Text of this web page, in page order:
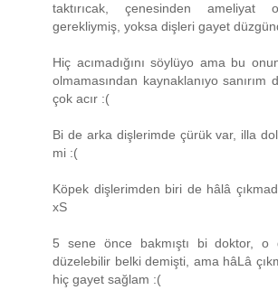
taktırıcak, çenesinden
gerekliymiş, yoksa dişleri gayet
Hiç acımadığını söylüyo ama bu
olmamasından kaynaklanıyo
çok acır :(
Bi de arka dişlerimde çürük var, illa
mi :(
Köpek dişlerimden biri de hâlâ
xS
5 sene önce bakmıştı bi doktor, o
düzelebilir belki demişti, ama hâLâ
hiç gayet sağlam :(